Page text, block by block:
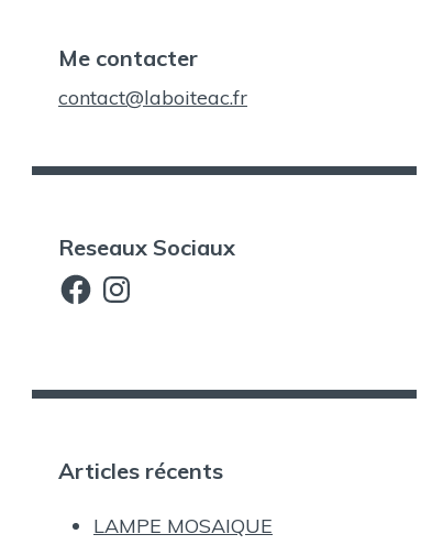
Me contacter
contact@laboiteac.fr
Reseaux Sociaux
FacebookInstagram
Articles récents
LAMPE MOSAIQUE